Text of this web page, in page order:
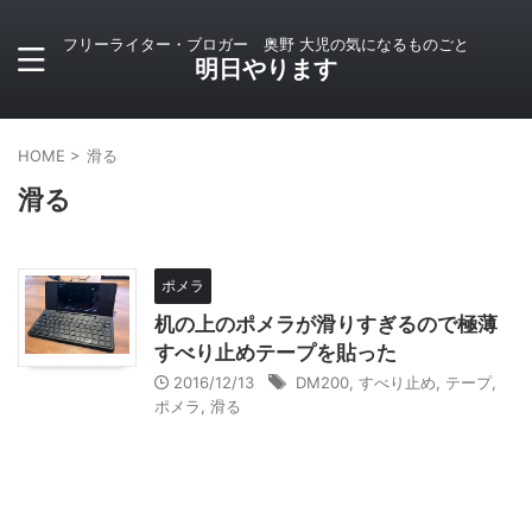
フリーライター・ブロガー 奥野 大児の気になるものごと
明日やります
HOME > 滑る
滑る
ポメラ
机の上のポメラが滑りすぎるので極薄
すべり止めテープを貼った
2016/12/13 DM200 すべり止め テープ,
ポメラ
滑る